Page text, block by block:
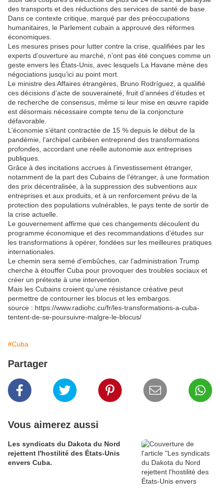
des transports et des réductions des services de santé de base.
Dans ce contexte critique, marqué par des préoccupations
humanitaires, le Parlement cubain a approuvé des réformes
économiques.
Les mesures prises pour lutter contre la crise, qualifiées par les
experts d’ouverture au marché, n’ont pas été conçues comme un
geste envers les États-Unis, avec lesquels La Havane mène des
négociations jusqu’ici au point mort.
Le ministre des Affaires étrangères, Bruno Rodríguez, a qualifié
ces décisions d’acte de souveraineté, fruit d’années d’études et
de recherche de consensus, même si leur mise en œuvre rapide
est désormais nécessaire compte tenu de la conjoncture
défavorable.
L’économie s’étant contractée de 15 % depuis le début de la
pandémie, l’archipel caribéen entreprend des transformations
profondes, accordant une réelle autonomie aux entreprises
publiques.
Grâce à des incitations accrues à l’investissement étranger,
notamment de la part des Cubains de l’étranger, à une formation
des prix décentralisée, à la suppression des subventions aux
entreprises et aux produits, et à un renforcement prévu de la
protection des populations vulnérables, le pays tente de sortir de
la crise actuelle.
Le gouvernement affirme que ces changements découlent du
programme économique et des recommandations d’études sur
les transformations à opérer, fondées sur les meilleures pratiques
internationales.
Le chemin sera semé d’embûches, car l’administration Trump
cherche à étouffer Cuba pour provoquer des troubles sociaux et
créer un prétexte à une intervention.
Mais les Cubains croient qu’une résistance créative peut
permettre de contourner les blocus et les embargos.
source : https://www.radiohc.cu/fr/les-transformations-a-cuba-
tentent-de-se-poursuivre-malgre-le-blocus/
#Cuba
Partager
Vous aimerez aussi
Les syndicats du Dakota du Nord
rejettent l'hostilité des États-Unis
envers Cuba.